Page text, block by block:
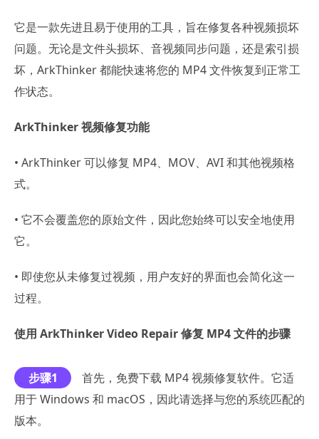
它是一款先进且易于使用的工具，旨在修复各种视频损坏
问题。无论是文件头损坏、音视频同步问题，还是索引损
坏，ArkThinker 都能快速将您的 MP4 文件恢复到正常工
作状态。
ArkThinker 视频修复功能
• ArkThinker 可以修复 MP4、MOV、AVI 和其他视频格
式。
• 它不会覆盖您的原始文件，因此您始终可以安全地使用
它。
• 即使您从未修复过视频，用户友好的界面也会简化这一
过程。
使用 ArkThinker Video Repair 修复 MP4 文件的步骤
步骤1
首先，免费下载 MP4 视频修复软件。它适
用于 Windows 和 macOS，因此请选择与您的系统匹配的
版本。